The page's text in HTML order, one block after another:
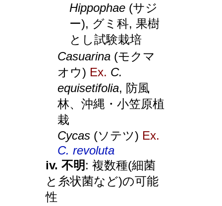
Hippophae (サジ
ー), グミ科, 果樹
とし試験栽培
Casuarina (モクマ
オウ) Ex. C.
equisetifolia, 防風
林、沖縄・小笠原植
栽
Cycas (ソテツ) Ex.
C. revoluta
iv. 不明 : 複数種(細菌
と糸状菌など)の可能
性